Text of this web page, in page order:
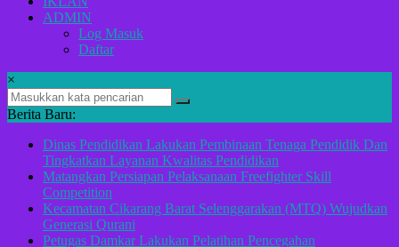
ADMIN
Log Masuk
Daftar
×
Berita Baru:
Dinas Pendidikan Lakukan Pembinaan Tenaga Pendidik Dan
Tingkatkan Layanan Kwalitas Pendidikan
Matangkan Persiapan Pelaksanaan Freefighter Skill
Competition
Kecamatan Cikarang Barat Selenggarakan (MTQ) Wujudkan
Generasi Qurani
Petugas Damkar Lakukan Pelatihan Pencegahan